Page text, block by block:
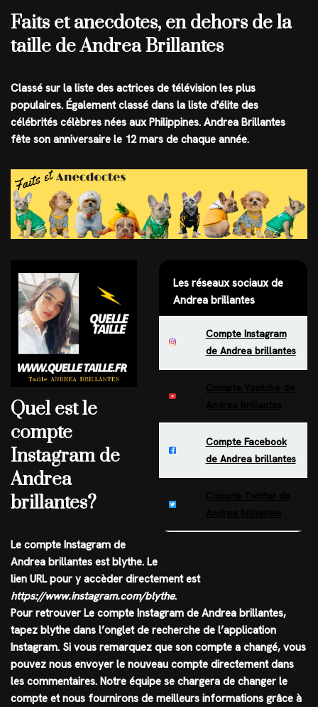
Faits et anecdotes, en dehors de la
taille de Andrea Brillantes
Classé sur la liste des actrices de télévision les plus
populaires. Également classé dans la liste d'élite des
célébrités célèbres nées aux Philippines. Andrea Brillantes
fête son anniversaire le 12 mars de chaque année.
Les réseaux sociaux de
Andrea brillantes
Compte Instagram
de Andrea brillantes
Compte Facebook
de Andrea brillantes
Quel est le
compte
Instagram de
Andrea
brillantes?
Le compte Instagram de
Andrea brillantes estblythe. Le
lien URL pour y accèder directement est
https://www.instagram.com/blythe.
Pour retrouver Le compte Instagram de Andrea brillantes,
tapez blythe dans l’onglet de recherche de l’application
Instagram. Si vous remarquez que son compte a changé, vous
pouvez nous envoyer le nouveau compte directement dans
les commentaires. Notre équipe se chargera de changer le
compte et nous fournirons de meilleurs informations grâce à